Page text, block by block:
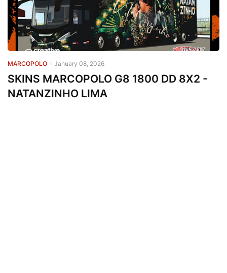
MARCOPOLO - January 08, 2026
SKINS MARCOPOLO G8 1800 DD 8X2 -
NATANZINHO LIMA